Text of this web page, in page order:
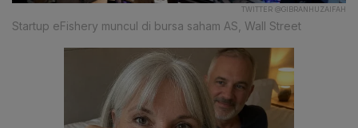
TWITTER @GIBRANHUZAIFAH
Startup eFishery muncul di bursa saham AS, Wall Street